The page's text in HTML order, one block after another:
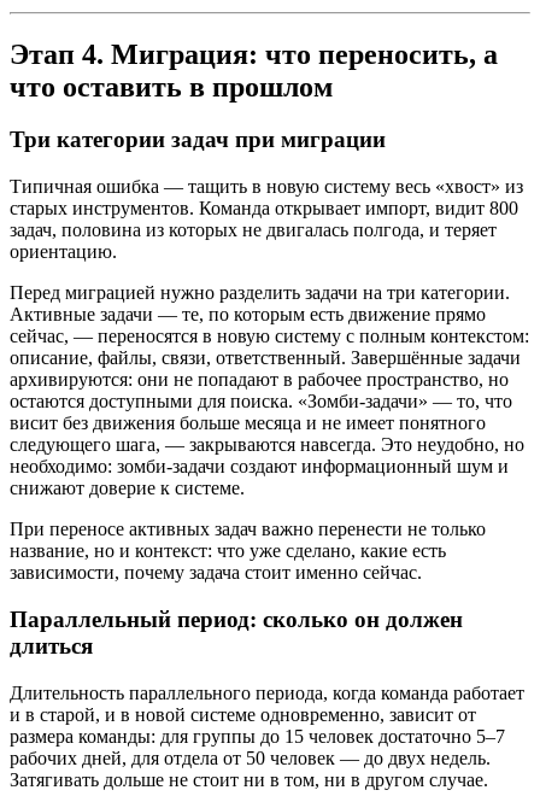
Этап 4. Миграция: что переносить, а
что оставить в прошлом
Три категории задач при миграции
Типичная ошибка — тащить в новую систему весь «хвост» из
старых инструментов. Команда открывает импорт, видит 800
задач, половина из которых не двигалась полгода, и теряет
ориентацию.
Перед миграцией нужно разделить задачи на три категории.
Активные задачи — те, по которым есть движение прямо
сейчас, — переносятся в новую систему с полным контекстом:
описание, файлы, связи, ответственный. Завершённые задачи
архивируются: они не попадают в рабочее пространство, но
остаются доступными для поиска. «Зомби-задачи» — то, что
висит без движения больше месяца и не имеет понятного
следующего шага, — закрываются навсегда. Это неудобно, но
необходимо: зомби-задачи создают информационный шум и
снижают доверие к системе.
При переносе активных задач важно перенести не только
название, но и контекст: что уже сделано, какие есть
зависимости, почему задача стоит именно сейчас.
Параллельный период: сколько он должен
длиться
Длительность параллельного периода, когда команда работает
и в старой, и в новой системе одновременно, зависит от
размера команды: для группы до 15 человек достаточно 5–7
рабочих дней, для отдела от 50 человек — до двух недель.
Затягивать дольше не стоит ни в том, ни в другом случае.